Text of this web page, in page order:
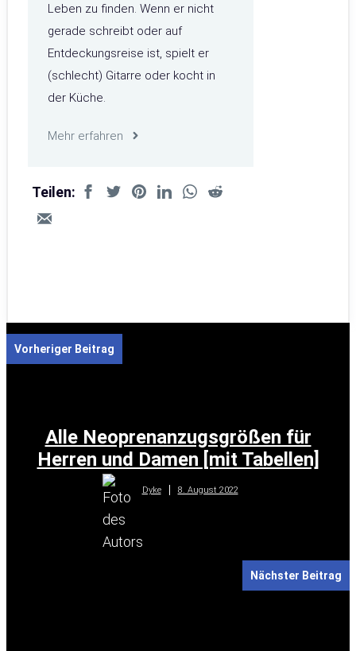
Leben zu finden. Wenn er nicht
gerade schreibt oder auf
Entdeckungsreise ist, spielt er
(schlecht) Gitarre oder kocht in
der Küche.
Mehr erfahren
Teilen:
Vorheriger Beitrag
Alle Neoprenanzugsgrößen für
Herren und Damen [mit Tabellen]
Dyke 8. August 2022
Nächster Beitrag